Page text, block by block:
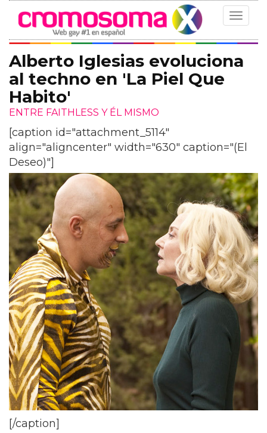
Toggle
Alberto Iglesias evoluciona
al techno en 'La Piel Que
Habito'
ENTRE FAITHLESS Y ÉL MISMO
[caption id="attachment_5114"
align="aligncenter" width="630" caption="(El
Deseo)"]
[/caption]